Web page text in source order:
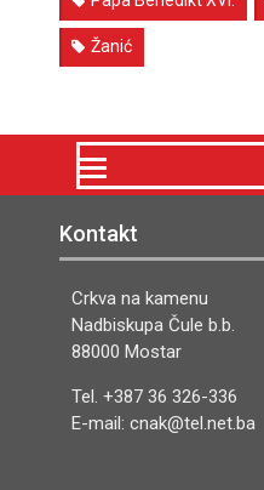
Žanić
Kontakt
Crkva na kamenu
Nadbiskupa Čule b.b.
88000 Mostar
Tel. +387 36 326-336
E-mail: cnak@tel.net.ba